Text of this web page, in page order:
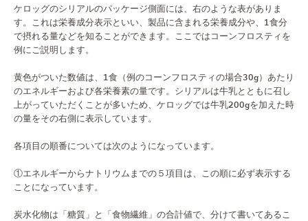
ケロッグのシリアルのパッケージ側面には、右のような表がありま
す。これは栄養成分表示といい、製品に含まれる栄養成分や、1食分
で摂れる量などを知ることができます。ここではコーンフロスティを
例にご説明します。
黄色がついた数値は、1食（例のコーンフロスティの場合30g）あたり
のエネルギーおよび各栄養素の量です。シリアルは牛乳とともに召し
上がっていただくことが多いため、ケロッグでは牛乳200gを加えた時
の量をその右側に表示しています。
各項目の順番については次のようになっています。
①エネルギーからナトリウムまでの５項目は、この順に必ず表示する
ことになっています。
炭水化物は「糖質」と「食物繊維」の合計値で、分けて書いてあるこ